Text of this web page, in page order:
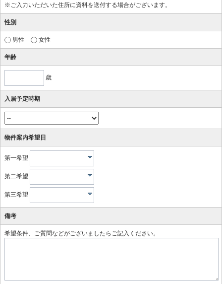
※ご入力いただいた住所に資料を送付する場合がございます。
性別
男性 女性
年齢
歳
入居予定時期
物件案内希望日
第一希望
第二希望
第三希望
備考
希望条件、ご質問などがございましたらご記入ください。